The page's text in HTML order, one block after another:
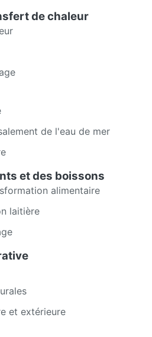
de chaleur
de l'eau de mer
et des boissons
alimentaire
laitière
et extérieure